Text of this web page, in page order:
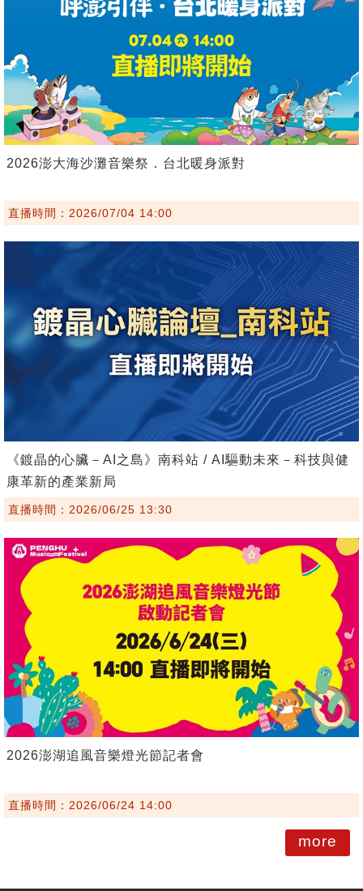
2026澎大海沙灘音樂祭．台北暖身派對
直播時間：2026/07/04 14:00
《鍍晶的心臟－AI之島》南科站 / AI驅動未來－科技與健
康革新的產業新局
直播時間：2026/06/25 13:30
2026澎湖追風音樂燈光節記者會
直播時間：2026/06/24 14:00
more